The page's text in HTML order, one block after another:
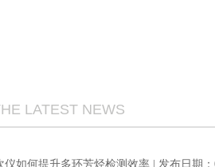
LATEST NEWS
仪如何提升多环芳烃检测效率 | 发布日期